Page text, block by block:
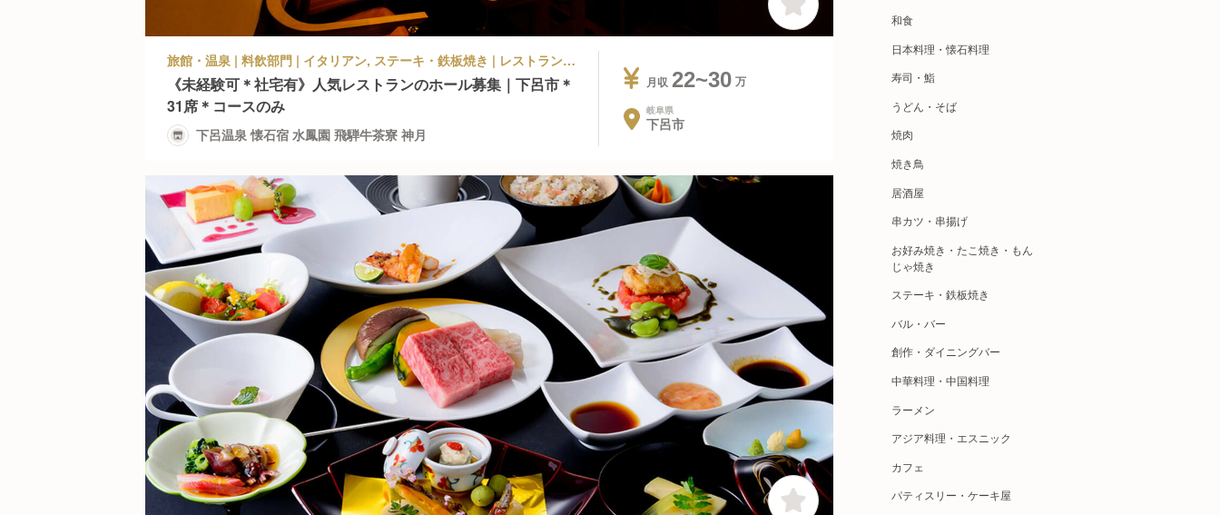
旅館・温泉 | 料飲部門 | イタリアン, ステーキ・鉄板焼き | レストランサービス・ホールスタッフ | 下呂温泉 懐石宿 水鳳園 飛騨牛茶寮 神月
《未経験可＊社宅有》人気レストランのホール募集｜下呂市＊
31席＊コースのみ
下呂温泉 懐石宿 水鳳園 飛騨牛茶寮 神月
月収 22~30
岐阜県
下呂市
和食
日本料理・懐石料理
寿司・鮨
うどん・そば
焼肉
焼き鳥
居酒屋
串カツ・串揚げ
お好み焼き・たこ焼き・もん
じゃ焼き
ステーキ・鉄板焼き
バル・バー
創作・ダイニングバー
中華料理・中国料理
ラーメン
アジア料理・エスニック
カフェ
パティスリー・ケーキ屋